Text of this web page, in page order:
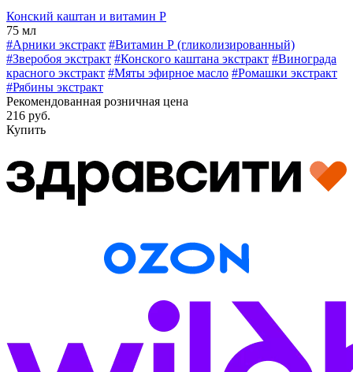
Конский каштан и витамин Р
75 мл
#Арники экстракт #Витамин Р (гликолизированный)
#Зверобоя экстракт #Конского каштана экстракт #Винограда
красного экстракт #Мяты эфирное масло #Ромашки экстракт
#Рябины экстракт
Рекомендованная розничная цена
216 руб.
Купить